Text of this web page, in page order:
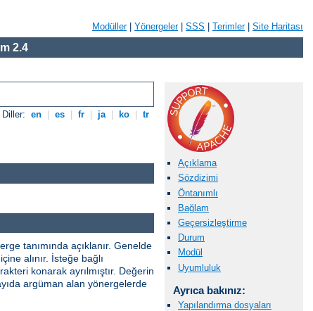
Modüller| Yönergeler| SSS Terimler| Site Haritası
2.4
en es fr ja ko tr
Açıklama
Sözdizimi
Öntanımlı
Bağlam
Geçersizleştirme
Durum
Modül
Uyumluluk
Ayrıca bakınız:
Yapılandırma dosyaları
tanımında açıklanır. Genelde
alınır. İsteğe bağlı
konarak ayrılmıştır. Değerin
argüman alan yönergelerde